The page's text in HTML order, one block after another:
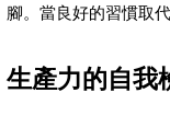
腳。當良好的習慣取
生產力的自我